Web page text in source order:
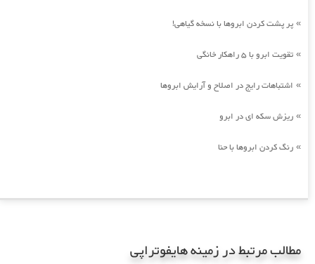
» پر پشت کردن ابروها با نسخه گیاهی!
» تقویت ابرو با 5 راهکار خانگی
» اشتباهات رایج در اصلاح و آرایش ابروها
» ریزش سکه ای در ابرو
» رنگ کردن ابروها با حنا
مطالب مرتبط در زمینه هایفوتراپی